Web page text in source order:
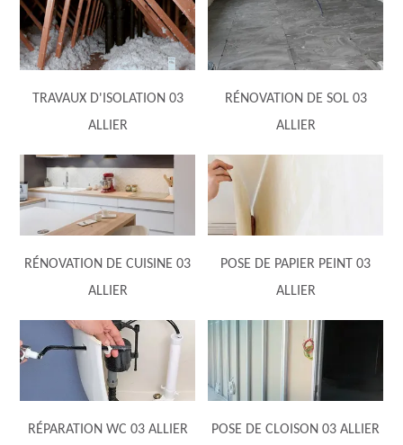
TRAVAUX D'ISOLATION 03
ALLIER
RÉNOVATION DE SOL 03
ALLIER
RÉNOVATION DE CUISINE 03
ALLIER
POSE DE PAPIER PEINT 03
ALLIER
RÉPARATION WC 03 ALLIER POSE DE CLOISON 03 ALLIER